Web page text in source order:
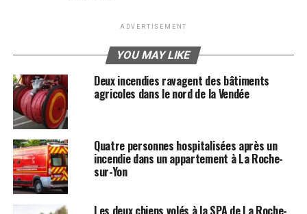
ADVERTISEMENT
YOU MAY LIKE
Deux incendies ravagent des bâtiments
agricoles dans le nord de la Vendée
Quatre personnes hospitalisées après un
incendie dans un appartement à La Roche-
sur-Yon